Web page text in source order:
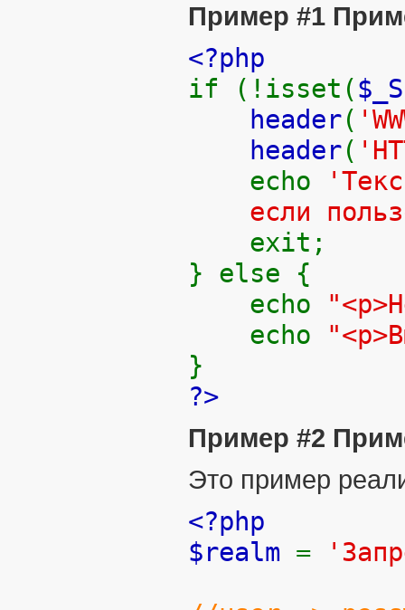
Пример #1
<?php
if (!isset(
header(
header(
echo
если
exit;
} else {
echo
echo
}
?>
Пример #2
Это пример
<?php
$realm =